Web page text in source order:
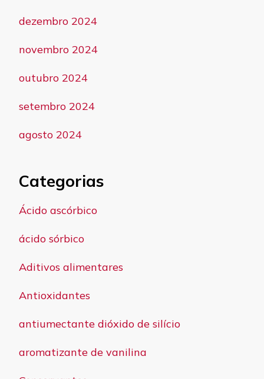
dezembro 2024
novembro 2024
outubro 2024
setembro 2024
agosto 2024
Categorias
Ácido ascórbico
ácido sórbico
Aditivos alimentares
Antioxidantes
antiumectante dióxido de silício
aromatizante de vanilina